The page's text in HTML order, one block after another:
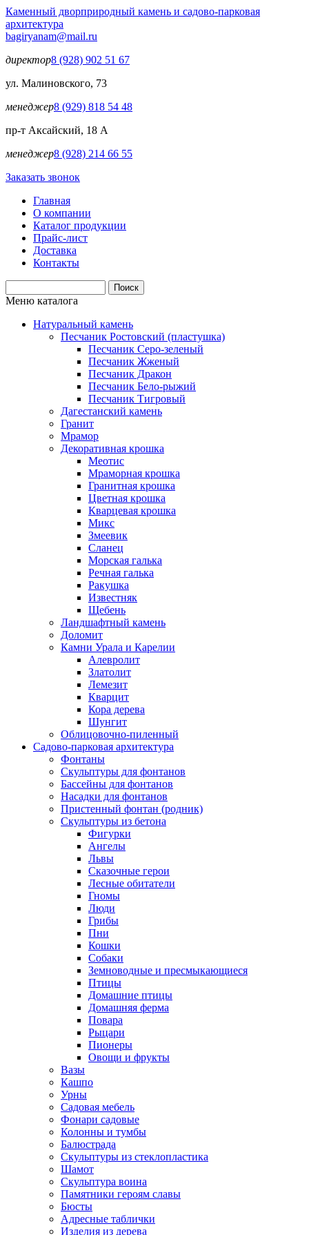
Перейти к основному содержанию
Каменный дворприродный камень и садово-парковая
архитектура
bagiryanam@mail.ru
директор8 (928) 902 51 67
ул. Малиновского, 73
менеджер8 (929) 818 54 48
пр-т Аксайский, 18 А
менеджер8 (928) 214 66 55
Заказать звонок
Главная
О компании
Каталог продукции
Прайс-лист
Доставка
Контакты
Форма поиска
Меню каталога
Натуральный камень
Песчаник Ростовский (пластушка)
Песчаник Серо-зеленый
Песчаник Жженый
Песчаник Дракон
Песчаник Бело-рыжий
Песчаник Тигровый
Дагестанский камень
Гранит
Мрамор
Декоративная крошка
Меотис
Мраморная крошка
Гранитная крошка
Цветная крошка
Кварцевая крошка
Микс
Змеевик
Сланец
Морская галька
Речная галька
Ракушка
Известняк
Щебень
Ландшафтный камень
Доломит
Камни Урала и Карелии
Алевролит
Златолит
Лемезит
Кварцит
Кора дерева
Шунгит
Облицовочно-пиленный
Садово-парковая архитектура
Фонтаны
Скульптуры для фонтанов
Бассейны для фонтанов
Насадки для фонтанов
Пристенный фонтан (родник)
Скульптуры из бетона
Фигурки
Ангелы
Львы
Сказочные герои
Лесные обитатели
Гномы
Люди
Грибы
Пни
Кошки
Собаки
Земноводные и пресмыкающиеся
Птицы
Домашние птицы
Домашняя ферма
Повара
Рыцари
Пионеры
Овощи и фрукты
Вазы
Кашпо
Урны
Садовая мебель
Фонари садовые
Колонны и тумбы
Балюстрада
Скульптуры из стеклопластика
Шамот
Скульптура воина
Памятники героям славы
Бюсты
Адресные таблички
Изделия из дерева